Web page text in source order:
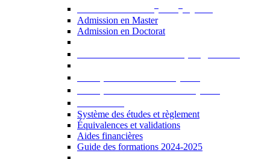
Admission en Master
Admission en Doctorat
Système des études et règlement
Équivalences et validations
Aides financières
Guide des formations 2024-2025